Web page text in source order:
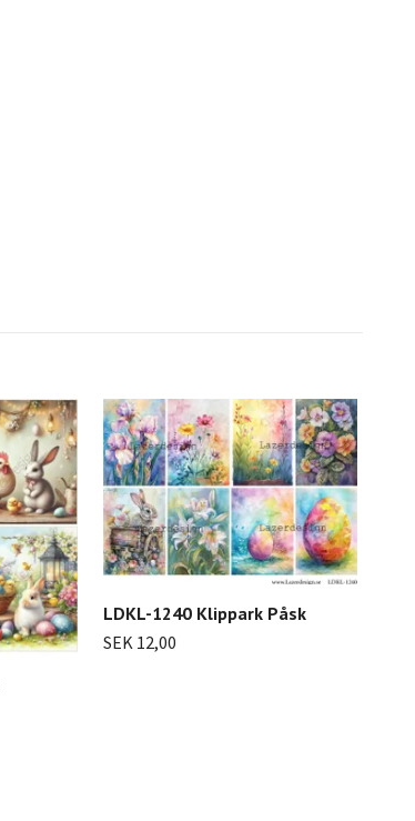
LDKL-1240 Klippark Påsk
SEK 12,00